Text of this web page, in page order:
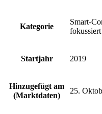
Kategorie
Smart-
Startjahr 2019
Hinzugefügt am
(Marktdaten)
25.